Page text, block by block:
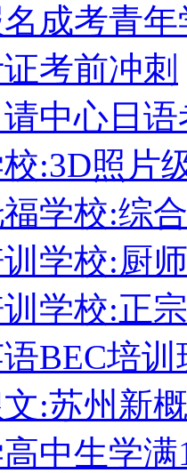
成考青年
考前冲刺
中心日
:3D照片
学校:综
学校:厨
学校:正
BEC培训
:苏州新
中生学满